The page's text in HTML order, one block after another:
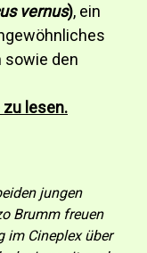
vernus), ein
sowie den
zu lesen.
jungen
Brumm freuen
im Cineplex über